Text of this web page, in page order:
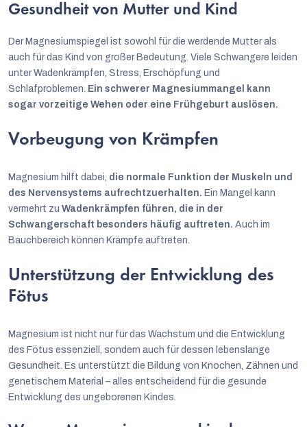
Gesundheit von Mutter und Kind
Der Magnesiumspiegel ist sowohl für die werdende Mutter als
auch für das Kind von großer Bedeutung. Viele Schwangere leiden
unter Wadenkrämpfen, Stress, Erschöpfung und
Schlafproblemen. Ein schwerer Magnesiummangel kann
sogar vorzeitige Wehen oder eine Frühgeburt auslösen.
Vorbeugung von Krämpfen
Magnesium hilft dabei, die normale Funktion der Muskeln und
des Nervensystems aufrechtzuerhalten. Ein Mangel kann
vermehrt zu Wadenkrämpfen führen, die in der
Schwangerschaft besonders häufig auftreten. Auch im
Bauchbereich können Krämpfe auftreten.
Unterstützung der Entwicklung des
Fötus
Magnesium ist nicht nur für das Wachstum und die Entwicklung
des Fötus essenziell, sondern auch für dessen lebenslange
Gesundheit. Es unterstützt die Bildung von Knochen, Zähnen und
genetischem Material – alles entscheidend für die gesunde
Entwicklung des ungeborenen Kindes.